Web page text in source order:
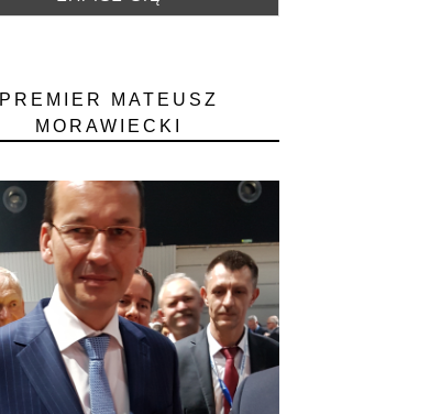
PREMIER MATEUSZ
MORAWIECKI